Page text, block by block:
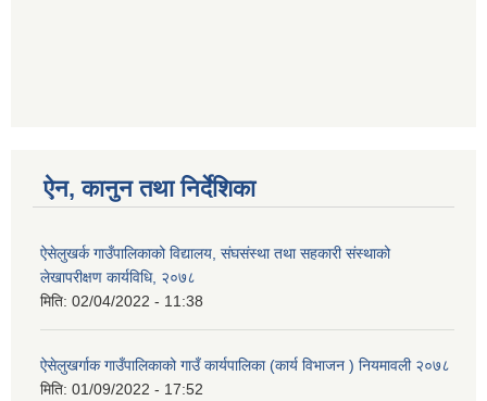
ऐन, कानुन तथा निर्देशिका
ऐसेलुखर्क गाउँपालिकाको विद्यालय, संघसंस्था तथा सहकारी संस्थाको
लेखापरीक्षण कार्यविधि, २०७८
मिति: 02/04/2022 - 11:38
ऐसेलुखर्गाक गाउँपालिकाको गाउँ कार्यपालिका (कार्य विभाजन ) नियमावली २०७८
मिति: 01/09/2022 - 17:52